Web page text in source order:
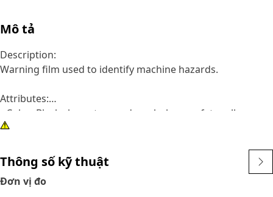
Mô tả
Description:
Warning film used to identify machine hazards.
Attributes:
• Color: Black characters and symbols on safety yellow
background
Objects; Service Indicator/Read Technical Manual [ISO
• Film Message: WARNING: FLYING OBJECT HAZARD COULD
Thông số kỹ thuật
Đơn vị đo